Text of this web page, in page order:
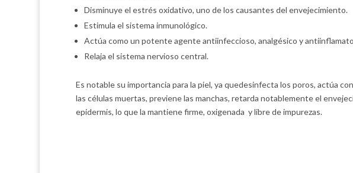
Disminuye el estrés oxidativo, uno de los causantes del envejecimiento.
Estimula el sistema inmunológico.
Actúa como un potente agente antiinfeccioso, analgésico y
Relaja el sistema nervioso central.
Es notable su importancia para la piel, ya quedesinfecta los poros, actúa
las células muertas, previene las manchas, retarda notablemente el
epidermis, lo que la mantiene firme, oxigenada y libre de impurezas.